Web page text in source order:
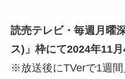
読売テレビ・毎週月曜
ス)」枠にて2024年11
※放送後にTVerで1週間